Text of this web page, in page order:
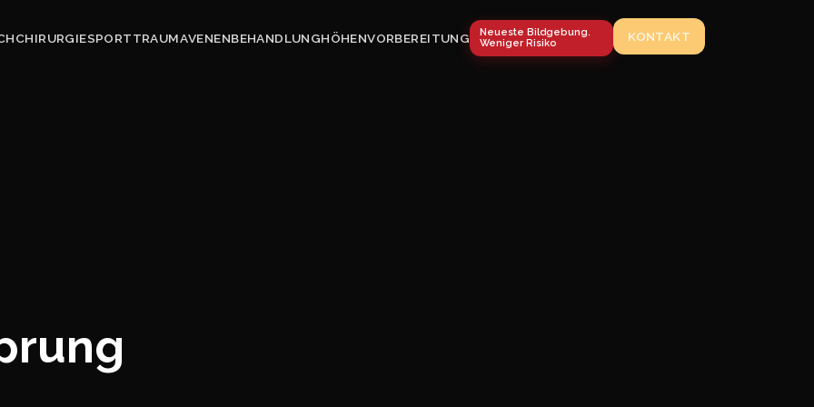
CHIRURGIESPORTTRAUMAVENENBEHANDLUNGHÖHENVORBEREITUNG
Neueste Bildgebung.
Weniger Risiko
KONTAKT